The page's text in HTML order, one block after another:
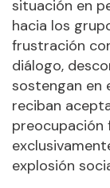
situación en
hacia los
frustración
diálogo,
sostengan en
reciban
preocupación
explosión